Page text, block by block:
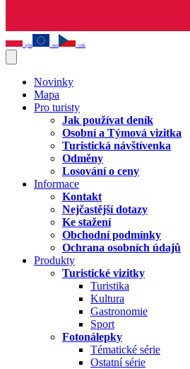
pln eur czk
Novinky
Mapa
Pro turisty
Jak používat deník
Osobní a Týmová vizitka
Turistická návštívenka
Odměny
Losování o ceny
Informace
Kontakt
Nejčastější dotazy
Ke stažení
Obchodní podmínky
Ochrana osobních údajů
Produkty
Turistické vizitky
Turistika
Kultura
Gastronomie
Sport
Fotonálepky
Tématické série
Ostatní série